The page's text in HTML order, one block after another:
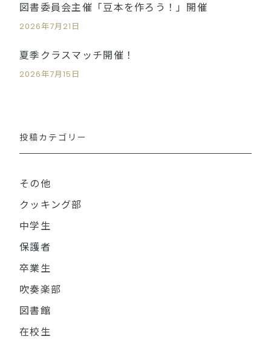
図書委員会主催「豆本を作ろう！」開催
2026年7月21日
夏季クラスマッチ開催！
2026年7月15日
投稿カテゴリー
その他
クッキング部
中学生
保護者
卒業生
吹奏楽部
図書館
在校生